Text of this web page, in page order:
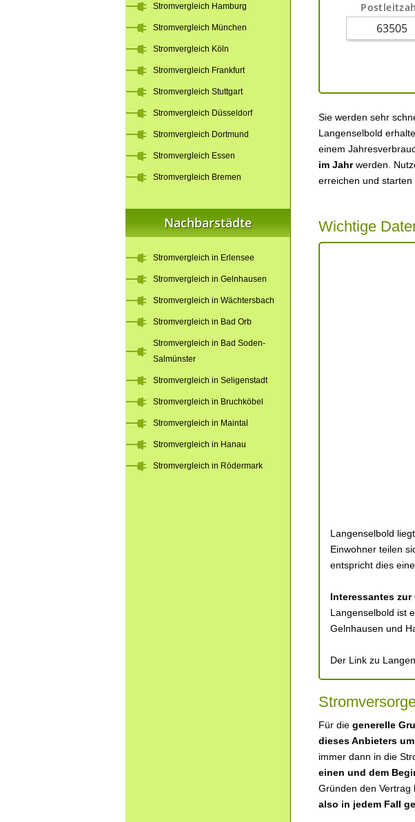
Sie werden sehr
Langenselbold
einem
im Jahrwerden.
erreichen und starten
Wichtige
Langenselbold
Einwohner teilen
entspricht dies
Interessantes
Langenselbold ist
Gelnhausen und
Der Link zu
Für die generelle
dieses Anbieters
immer dann in die
einen und dem
Gründen den Vertrag
also in jedem Fall
Stromvergleich Hamburg
Stromvergleich München
Stromvergleich Köln
Stromvergleich Frankfurt
Stromvergleich Stuttgart
Stromvergleich Düsseldorf
Stromvergleich Dortmund
Stromvergleich Essen
Stromvergleich Bremen
Nachbarstädte
Stromvergleich in Erlensee
Stromvergleich in Gelnhausen
Stromvergleich in Wächtersbach
Stromvergleich in Bad Orb
Stromvergleich in Bad Soden-
Salmünster
Stromvergleich in Seligenstadt
Stromvergleich in Bruchköbel
Stromvergleich in Maintal
Stromvergleich in Hanau
Stromvergleich in Rödermark